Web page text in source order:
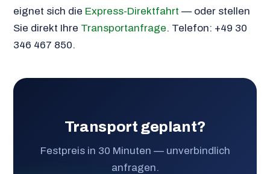
eignet sich die Express-Direktfahrt — oder stellen
Sie direkt Ihre Transportanfrage. Telefon: +49 30
346 467 850.
Transport geplant?
Festpreis in 30 Minuten — unverbindlich
anfragen.